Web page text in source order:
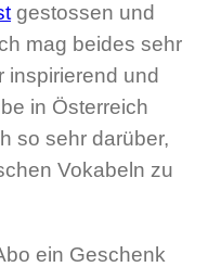
gestossen und
mag beides sehr
inspirierend und
in Österreich
so sehr darüber,
Vokabeln zu
ein Geschenk